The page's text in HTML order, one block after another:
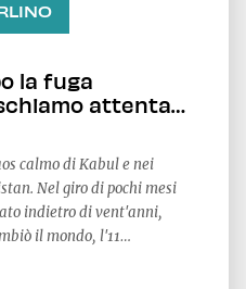
la fuga
attentati
calmo di Kabul e nei
Nel giro di pochi mesi
indietro di vent'anni,
il mondo, l'11